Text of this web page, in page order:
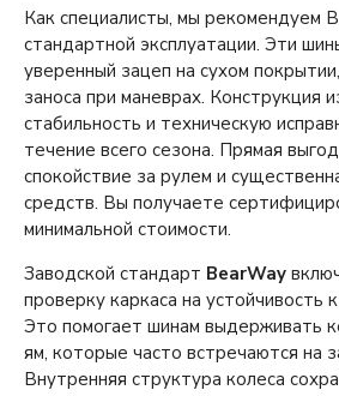
Как специалисты, мы рекомендуем
стандартной эксплуатации. Эти
уверенный зацеп на сухом
заноса при маневрах. Конструкция
стабильность и техническую
течение всего сезона. Прямая
спокойствие за рулем и
средств. Вы получаете
минимальной стоимости.
Заводской стандарт BearWay
проверку каркаса на устойчивость
Это помогает шинам выдерживать
ям, которые часто встречаются на
Внутренняя структура колеса